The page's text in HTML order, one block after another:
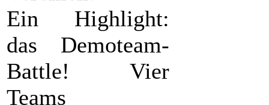
Ein Highlight:
das Demoteam-
Battle! Vier
Teams